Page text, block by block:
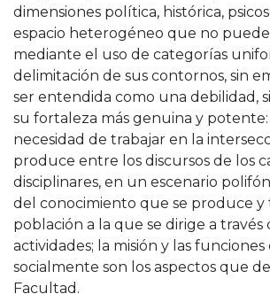
dimensiones política, histórica,
espacio heterogéneo que no
mediante el uso de categorías
delimitación de sus contornos, sin
ser entendida como una debilidad,
su fortaleza más genuina y potente:
necesidad de trabajar en la
produce entre los discursos de los
disciplinares, en un escenario
del conocimiento que se produce y
población a la que se dirige a través
actividades; la misión y las
socialmente son los aspectos que
Facultad.